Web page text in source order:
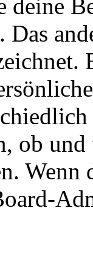
deine
Das
ob
Wenn